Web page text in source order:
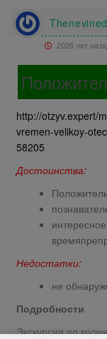
Thenevined
2026 лет
http://otzyv.expert/
vremen-velikoy-
58205
Достоинства:
Недостатки:
не
Подробности
Экскурсия по